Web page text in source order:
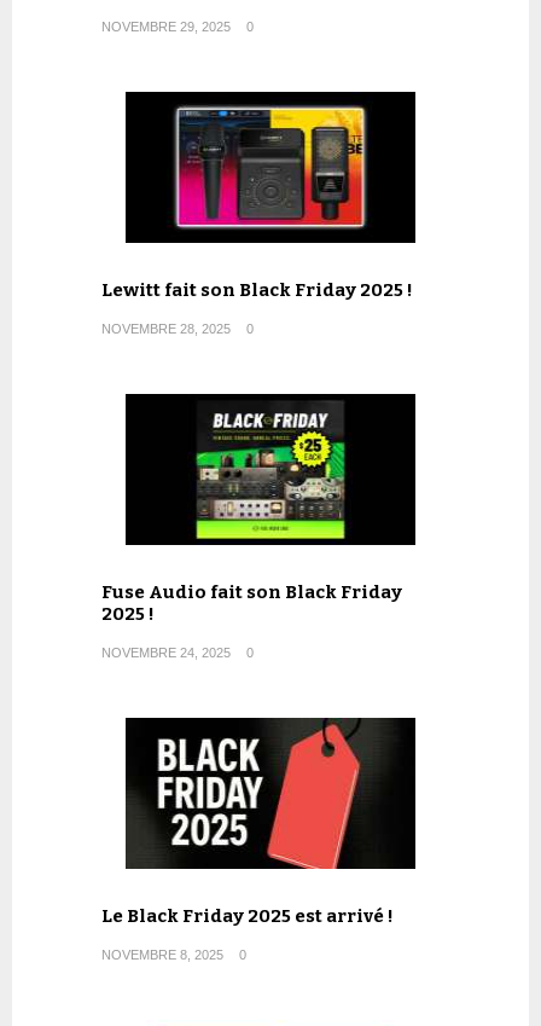
NOVEMBRE 29, 2025 0
Lewitt fait son Black Friday 2025 !
NOVEMBRE 28, 2025 0
Fuse Audio fait son Black Friday
2025 !
NOVEMBRE 24, 2025 0
Le Black Friday 2025 est arrivé !
NOVEMBRE 8, 2025 0